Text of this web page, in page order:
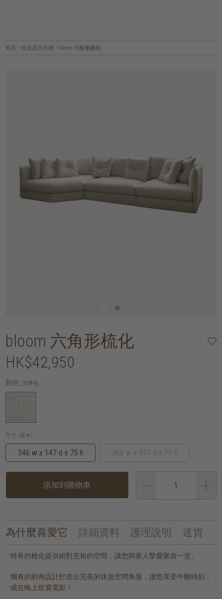
首頁 / 梳化及扶手椅 / bloom 六角形梳化
bloom 六角形梳化
HK$42,950
顏色: 燕麥色
尺寸 (厘米):
346 w x 147 d x 75 h
添加到購物車
為什麼喜愛它 詳細資料 護理說明 送貨
特長的梳化提供絕對充裕的空間，讓您與家人摯愛聚首一堂。
獨有的斜角設計打造出完美的休息空間角落，讓您享受午睡時刻，
或在晚上欣賞電影！